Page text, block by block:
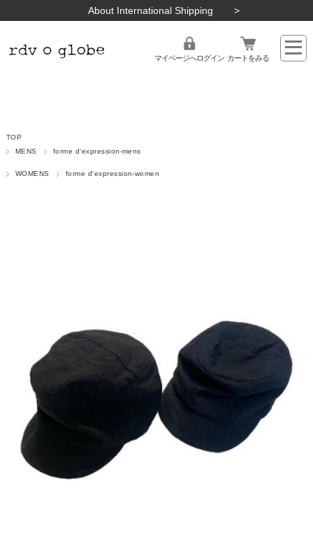
About International Shipping
マイページへログイン カートをみる
TOP
MENS
forme d'expression-mens
WOMENS forme d'expression-women